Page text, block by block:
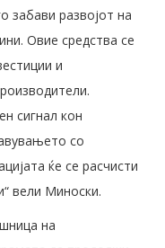
забави развојот на
Овие средства се
и
сигнал кон
со
ќе се расчисти
вели Миноски.
на